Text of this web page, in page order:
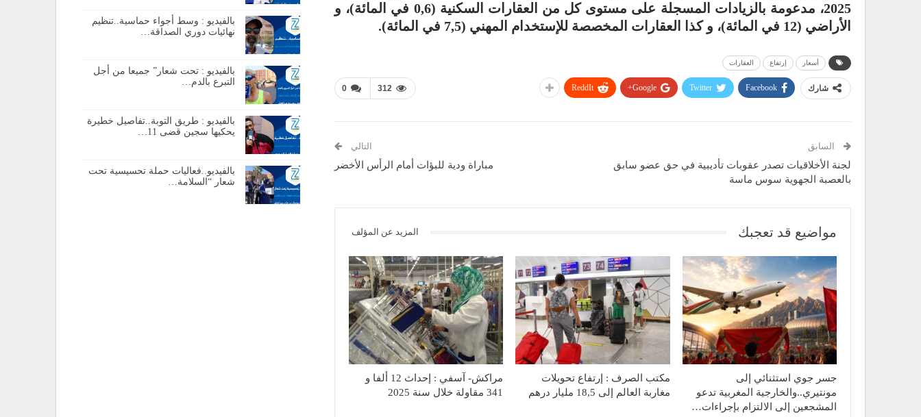
2025، مدعومة بالزيادات المسجلة على مستوى كل من العقارات السكنية (0,6 في المائة)، و
الأراضي (12 في المائة)، و كذا العقارات المخصصة للإستخدام المهني (7,5 في المائة).
أسعار إرتفاع العقارات
0 312 شارك Facebook
Twitter
Google+
ReddIt
السابق
لجنة الأخلاقيات تصدر عقوبات تأديبية في حق عضو سابق
بالعصبة الجهوية سوس ماسة
التالي
مباراة ودية للبؤات أمام الرأس الأخضر
مواضيع قد تعجبك المزيد عن المؤلف
جسر جوي استثنائي إلى
مونتيري..والخارجية المغربية تدعو
المشجعين إلى الالتزام بإجراءات…
مكتب الصرف : إرتفاع تحويلات
مغاربة العالم إلى 18,5 مليار درهم
مراكش- آسفي : إحداث 12 ألفا و
341 مقاولة خلال سنة 2025
بالفيديو : وسط أجواء حماسية..تنظيم
نهائيات دوري الصداقة…
بالفيديو : تحت شعار” جميعا من أجل
التبرع بالدم…
بالفيديو : طريق التوبة..تفاصيل خطيرة
يحكيها سجين قضى 11…
بالفيديو..فعاليات حملة تحسيسية تحت
شعار “السلامة…